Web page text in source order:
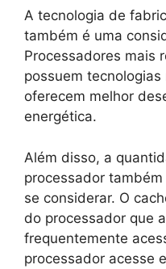
A tecnologia de
também é uma
Processadores mais
possuem
oferecem melhor
energética.
Além disso, a
processador
se considerar. O
do processador que
frequentemente
processador acesse